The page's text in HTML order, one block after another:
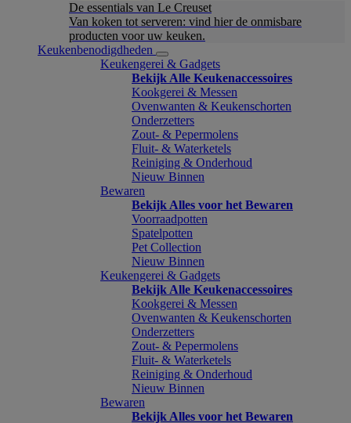
De essentials van Le Creuset
Van koken tot serveren: vind hier de onmisbare
producten voor uw keuken.
Keukenbenodigdheden
Keukengerei & Gadgets
Bekijk Alle Keukenaccessoires
Kookgerei & Messen
Ovenwanten & Keukenschorten
Onderzetters
Zout- & Pepermolens
Fluit- & Waterketels
Reiniging & Onderhoud
Nieuw Binnen
Bewaren
Bekijk Alles voor het Bewaren
Voorraadpotten
Spatelpotten
Pet Collection
Nieuw Binnen
Keukengerei & Gadgets
Bekijk Alle Keukenaccessoires
Kookgerei & Messen
Ovenwanten & Keukenschorten
Onderzetters
Zout- & Pepermolens
Fluit- & Waterketels
Reiniging & Onderhoud
Nieuw Binnen
Bewaren
Bekijk Alles voor het Bewaren